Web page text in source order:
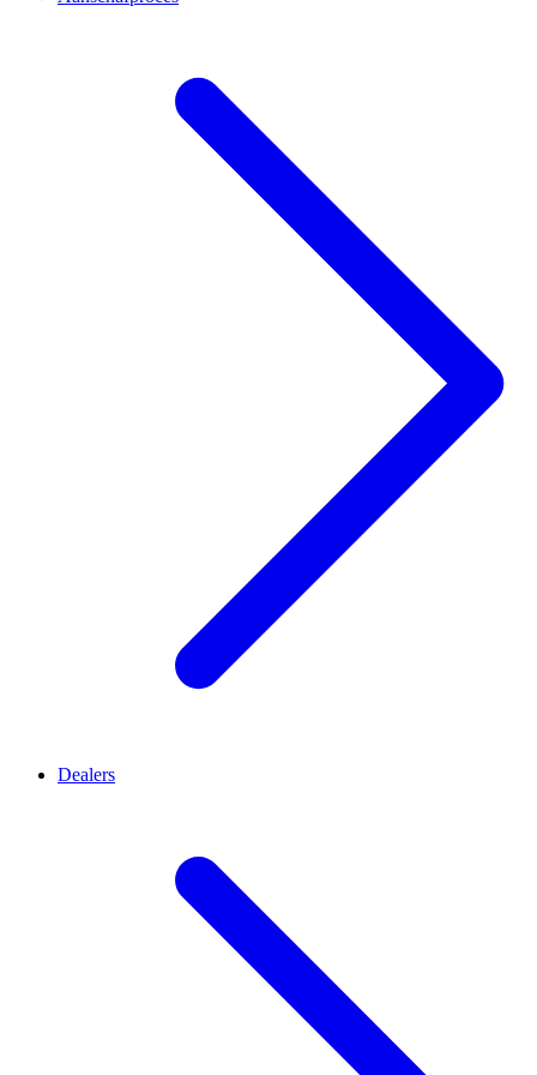
Dealers